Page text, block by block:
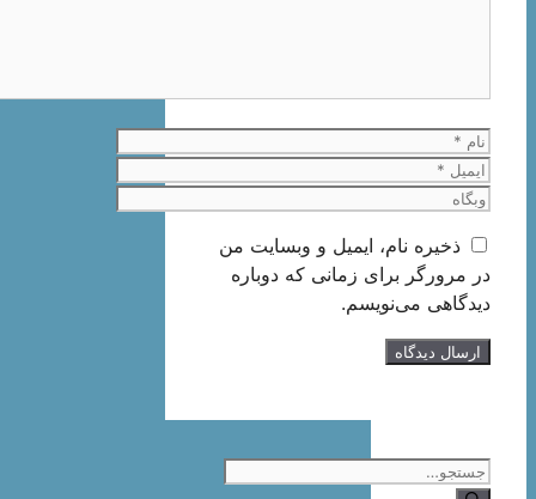
نام
ایمیل
وبگاه
ذخیره نام، ایمیل و وبسایت من
در مرورگر برای زمانی که دوباره
دیدگاهی می‌نویسم.
جستجوی